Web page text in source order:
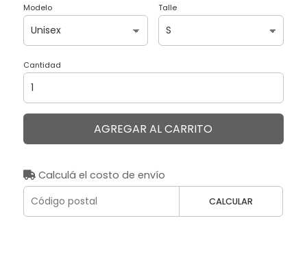
Modelo Talle
Cantidad
AGREGAR AL CARRITO
Calculá el costo de envío
CALCULAR